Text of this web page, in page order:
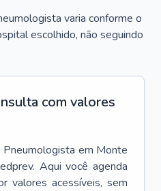
varia conforme o
escolhido, não seguindo
com valores
Pneumologista em Monte
Aqui você agenda
valores acessíveis, sem